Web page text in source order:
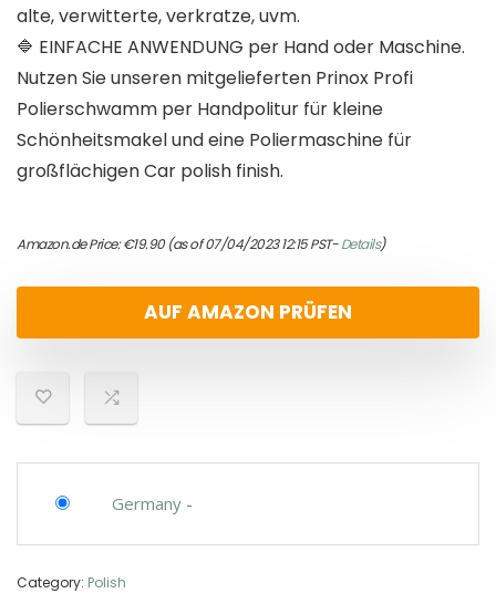
alte, verwitterte, verkratze, uvm.
🔷 EINFACHE ANWENDUNG per Hand oder Maschine.
Nutzen Sie unseren mitgelieferten Prinox Profi
Polierschwamm per Handpolitur für kleine
Schönheitsmakel und eine Poliermaschine für
großflächigen Car polish finish.
Amazon.de Price:€19.90(as of 07/04/2023 12:15 PST-Details)
AUF AMAZON PRÜFEN
Germany -
Category: Polish